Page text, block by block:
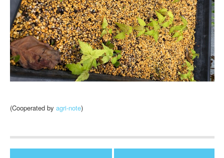
(Cooperated by agri-note)